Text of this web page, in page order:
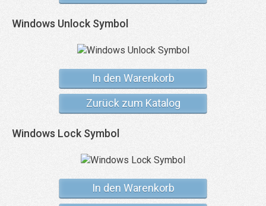
Windows Unlock Symbol
In den Warenkorb
Zurück zum Katalog
Windows Lock Symbol
In den Warenkorb